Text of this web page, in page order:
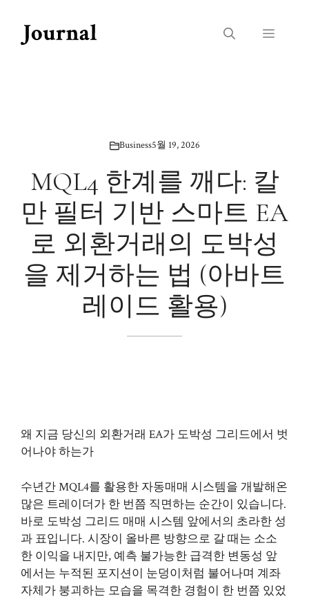
content
Menu
Business5월 19, 2026
MQL4 한계를 깨다: 칼
만 필터 기반 스마트 EA
로 외환거래의 도박성
을 제거하는 법 (아바트
레이드 활용)
왜 지금 당신의 외환거래 EA가 도박성 그리드에서 벗
어나야 하는가
수년간 MQL4를 활용한 자동매매 시스템을 개발해온
많은 트레이더가 한 번쯤 직면하는 순간이 있습니다.
바로 도박성 그리드 매매 시스템 앞에서의 초라한 성
과 표입니다. 시장이 올바른 방향으로 갈 때는 소소
한 이익을 내지만, 예측 불가능한 급격한 변동성 앞
에서는 누적된 포지션이 눈덩이처럼 불어나며 계좌
자체가 붕괴하는 모습을 목격한 경험이 한 번쯤 있었